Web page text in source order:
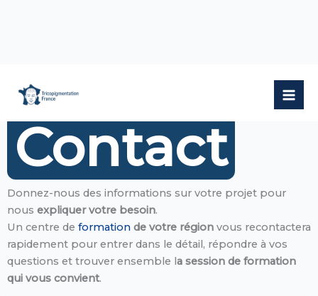
contenu
Contact
Donnez-nous des informations sur votre projet pour
nous expliquer votre besoin.
Un centre de formation de votre région vous recontactera
rapidement pour entrer dans le détail, répondre à vos
questions et trouver ensemble la session de formation
qui vous convient.